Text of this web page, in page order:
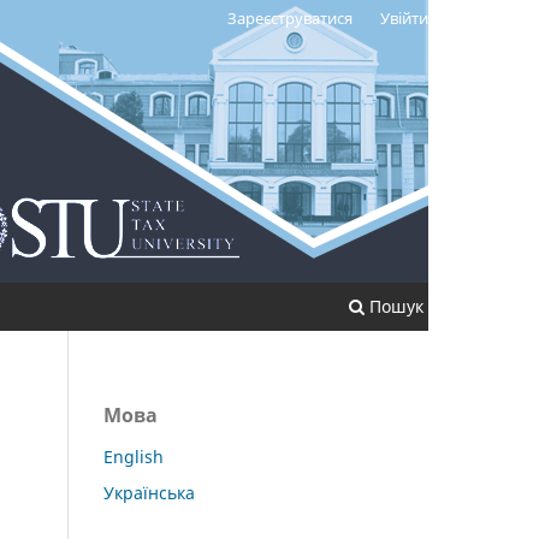
Пошук
Зареєструватися Увійти
Мова
English
Українська